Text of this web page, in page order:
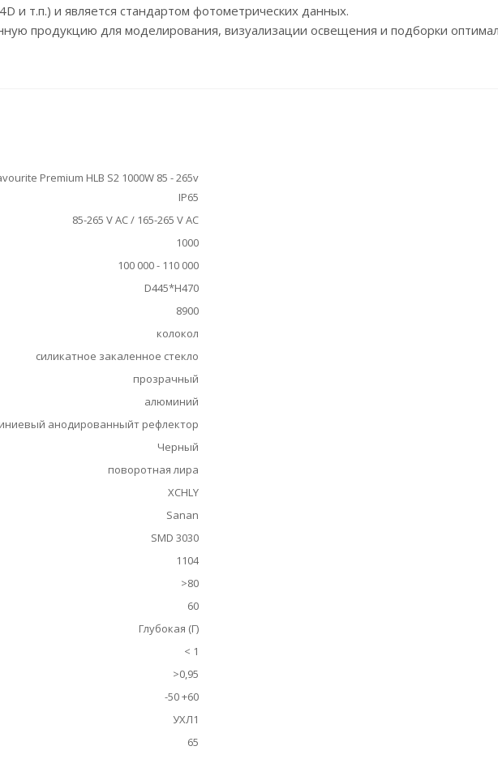
и т.п.) и является стандартом фотометрических данных.
продукцию для моделирования, визуализации освещения и подборки
Premium HLB S2 1000W 85 - 265v
IP65
85-265 V AC / 165-265 V AC
1000
100 000 - 110 000
D445*H470
8900
колокол
силикатное закаленное стекло
прозрачный
алюминий
анодированныйт рефлектор
Черный
поворотная лира
XCHLY
Sanan
SMD 3030
1104
>80
60
Глубокая (Г)
< 1
>0,95
-50 +60
УХЛ1
65